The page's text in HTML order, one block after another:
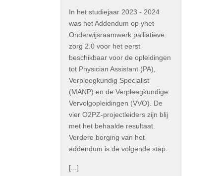
In het studiejaar 2023 - 2024
was het Addendum op yhet
Onderwijsraamwerk palliatieve
zorg 2.0 voor het eerst
beschikbaar voor de opleidingen
tot Physician Assistant (PA),
Verpleegkundig Specialist
(MANP) en de Verpleegkundige
Vervolgopleidingen (VVO). De
vier O2PZ-projectleiders zijn blij
met het behaalde resultaat.
Verdere borging van het
addendum is de volgende stap.
[...]